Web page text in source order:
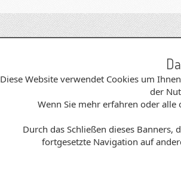
Diese Website verwendet Cookies um
der
Wenn Sie mehr erfahren oder
Durch das Schließen dieses Banners,
fortgesetzte Navigation auf
Wo